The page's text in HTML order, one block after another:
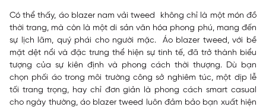
Có thể thấy, áo blazer nam vải tweed không chỉ là một món đồ
thời trang, mà còn là một di sản văn hóa phong phú, mang đến
sự lịch lãm, quý phái cho người mặc. Áo blazer tweed, với bề
mặt dệt nổi và đặc trưng thể hiện sự tinh tế, đã trở thành biểu
tượng của sự kiên định và phong cách thời thượng. Dù bạn
chọn phối áo trong môi trường công sở nghiêm túc, một dịp lễ
tối trang trọng, hay chỉ đơn giản là phong cách smart casual
cho ngày thường, áo blazer tweed luôn đảm bảo bạn xuất hiện